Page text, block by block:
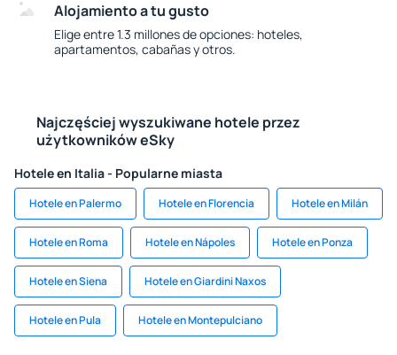
Alojamiento a tu gusto
Elige entre 1.3 millones de opciones: hoteles,
apartamentos, cabañas y otros.
Najczęściej wyszukiwane hotele przez
użytkowników eSky
Hotele en Italia - Popularne miasta
Hotele en Palermo Hotele en Florencia Hotele en Milán
Hotele en Roma Hotele en Nápoles Hotele en Ponza
Hotele en Siena Hotele en Giardini Naxos
Hotele en Pula Hotele en Montepulciano